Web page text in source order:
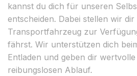
kannst du dich für unseren
entscheiden. Dabei stellen wir dir
Transportfahrzeug zur
fährst. Wir unterstützen dich
Entladen und geben dir
reibungslosen Ablauf.